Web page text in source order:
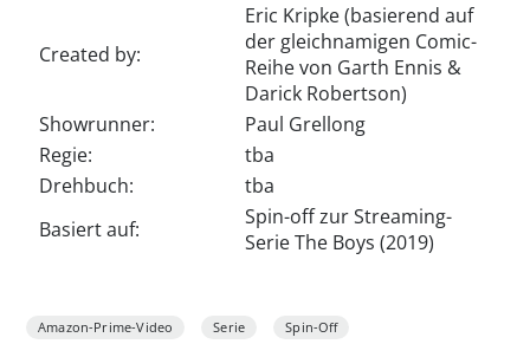
Created by:
Eric Kripke (basierend auf
der gleichnamigen Comic-
Reihe von Garth Ennis &
Darick Robertson)
‍Showrunner:
Paul Grellong
Regie:
tba
Drehbuch:
tba
Basiert auf:
Spin-off zur Streaming-
Serie The Boys (2019)
Amazon-Prime-Video Serie Spin-Off